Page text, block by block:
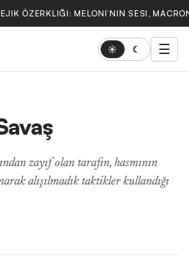
ÖZERKLIĞI: MELONI’NIN SESI,
☀ ☾ ☰
zayıf olan tarafın, hasmının
alışılmadık taktikler kullandığı